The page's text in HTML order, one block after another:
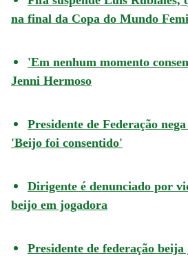
na final da Copa do Mundo
'Em nenhum momento
Jenni Hermoso
Presidente de Federação
'Beijo foi consentido'
Dirigente é denunciado por
beijo em jogadora
Presidente de federação